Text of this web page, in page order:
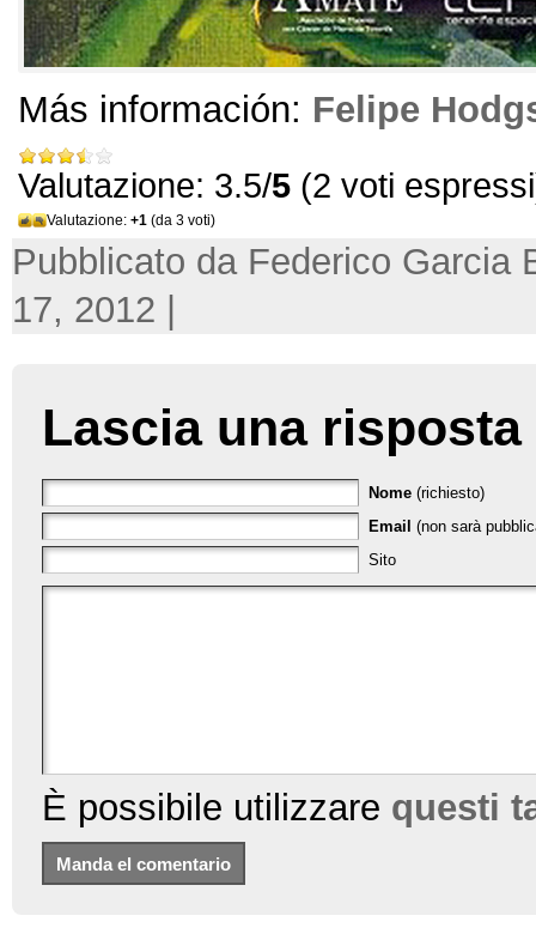
Más información: Felipe
Valutazione: 3.5/5 (2 voti
Valutazione: +1 (da 3 voti)
Pubblicato da Federico Garcia
17, 2012 |
Lascia una risposta
Nome (richiesto)
Email (non sarà
Sito
È possibile utilizzare questi